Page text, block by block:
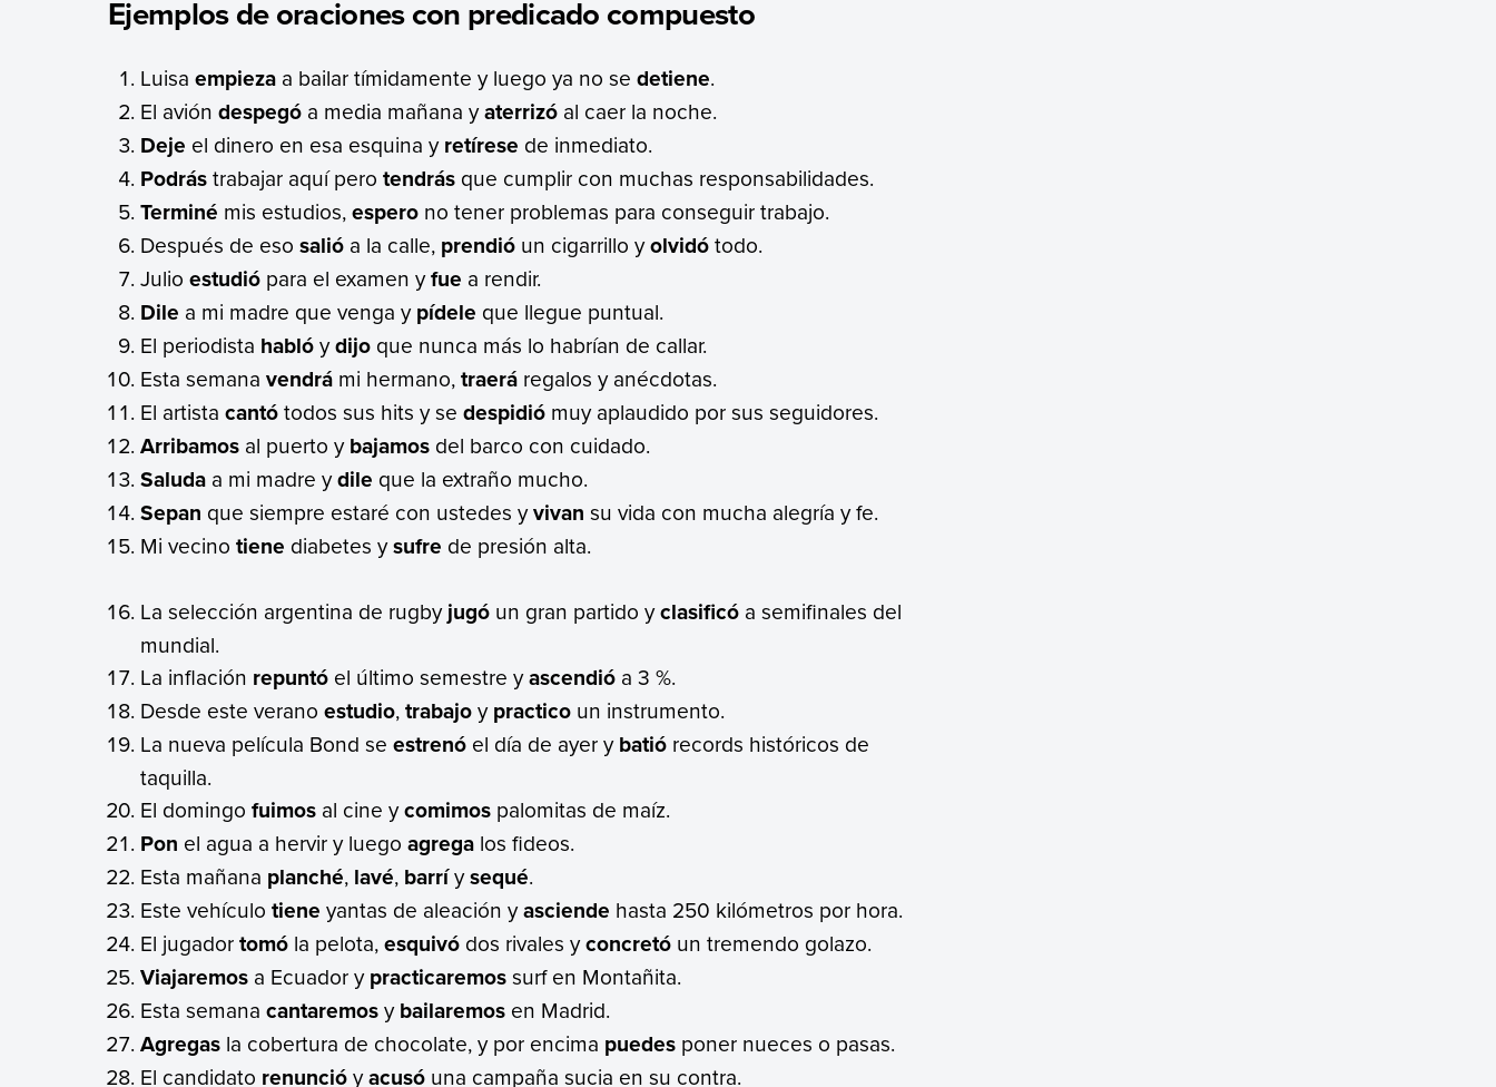
Ejemplos de oraciones con predicado compuesto
Luisaempieza a bailar tímidamente y luego ya no sedetiene.
El avióndespegó a media mañana yaterrizó al caer la noche.
Deje el dinero en esa esquina yretírese de inmediato.
Podrástrabajar aquí perotendrás que cumplir con muchas responsabilidades.
Terminé mis estudios,espero no tener problemas para conseguir trabajo.
Después de esosalió a la calle, prendió un cigarrillo yolvidótodo.
Julioestudió para el examen yfue a rendir.
Dile a mi madre que venga ypídele que llegue puntual.
El periodista hablóydijo que nunca más lo habrían de callar.
Esta semanavendrá mi hermano,traerá regalos y anécdotas.
El artistacantótodos sus hits y sedespidió muy aplaudido por sus seguidores.
Arribamos al puerto ybajamos del barco con cuidado.
Saluda a mi madre ydile que la extraño mucho.
Sepan que siempre estaré con ustedes yvivan su vida con mucha alegría y fe.
Mi vecinotiene diabetes ysufre de presión alta.
La selección argentina de rugbyjugó un gran partido yclasificó a semifinales del
mundial.
La inflación repuntó el último semestre yascendió a 3 %.
Desde este veranoestudio,trabajoypractico un instrumento.
La nueva película Bond seestrenó el día de ayer ybatió records históricos de
taquilla.
El domingofuimos al cine ycomimos palomitas de maíz.
Pon el agua a hervir y luegoagrega los fideos.
Esta mañana planché, lavé, barríysequé.
Este vehículotiene yantas de aleación yasciende hasta 250 kilómetros por hora.
El jugadortomó la pelota,esquivó dos rivales yconcretó un tremendo golazo.
Viajaremos a Ecuador ypracticaremossurf en Montañita.
Esta semanacantaremosybailaremos en Madrid.
Agregas la cobertura de chocolate, y por encima puedes poner nueces o pasas.
El candidato renuncióyacusó una campaña sucia en su contra.